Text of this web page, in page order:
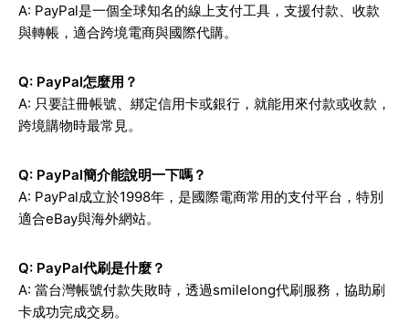
A: PayPal是一個全球知名的線上支付工具，支援付款、收款
與轉帳，適合跨境電商與國際代購。
Q: PayPal怎麼用？
A: 只要註冊帳號、綁定信用卡或銀行，就能用來付款或收款，
跨境購物時最常見。
Q: PayPal簡介能說明一下嗎？
A: PayPal成立於1998年，是國際電商常用的支付平台，特別
適合eBay與海外網站。
Q: PayPal代刷是什麼？
A: 當台灣帳號付款失敗時，透過smilelong代刷服務，協助刷
卡成功完成交易。